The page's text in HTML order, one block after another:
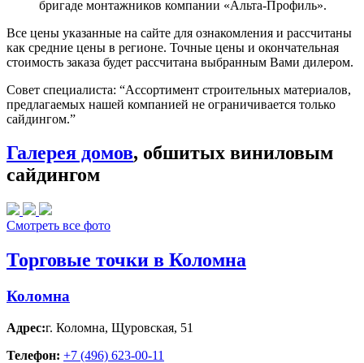
бригаде монтажников компании «Альта-Профиль».
Все цены указанные на сайте для ознакомления и рассчитаны
как средние цены в регионе. Точные цены и окончательная
стоимость заказа будет рассчитана выбранным Вами дилером.
Совет специалиста: “Ассортимент строительных материалов,
предлагаемых нашей компанией не ограничивается только
сайдингом.”
Галерея домов, обшитых виниловым
сайдингом
Смотреть все фото
Торговые точки в Коломна
Коломна
Адрес:г. Коломна, Щуровская, 51
Телефон: +7 (496) 623-00-11